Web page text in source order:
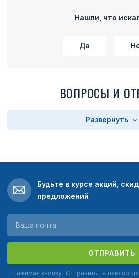
Нашли, что
Да
ВОПРОСЫ И
Развернуть
Будьте в курсе акций,
предложений
ОТПРАВИТЬ
Нажимая кнопку "Отправить", я даю